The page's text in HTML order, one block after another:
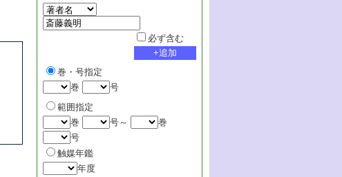
必ず含む
巻・号指定
巻
号
範囲指定
巻
号～
巻
号
触媒年鑑
年度